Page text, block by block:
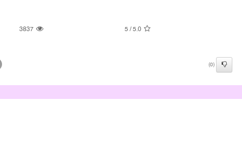
5.0
/
5
3837
(0)